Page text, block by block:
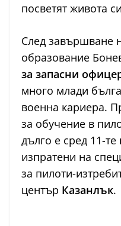
посветят живота
След завършване
образование
за запасни
много млади
военна кариера.
за обучение в
дълго е сред 11-
изпратени на
за пилоти-
център Казанлък.